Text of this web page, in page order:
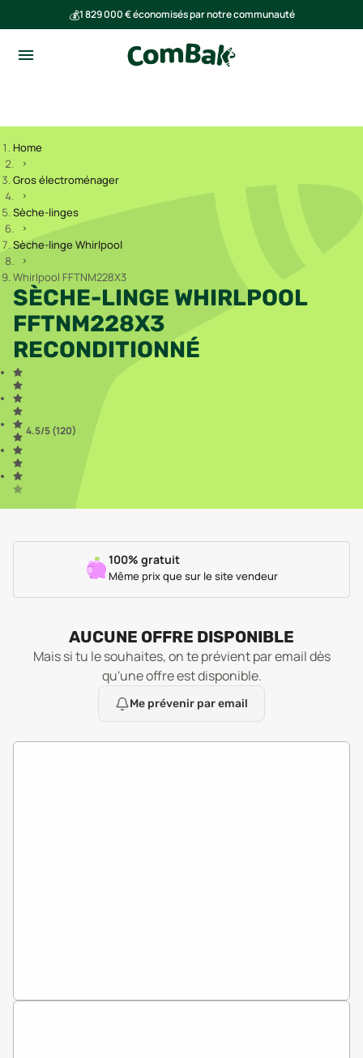
💰1 829 000 € économisés par notre communauté
Home
Gros électroménager
Sèche-linges
Sèche-linge Whirlpool
Whirlpool FFTNM228X3
SÈCHE-LINGE WHIRLPOOL
FFTNM228X3
RECONDITIONNÉ
4.5/5 (120)
100% gratuit
Même prix que sur le site vendeur
AUCUNE OFFRE DISPONIBLE
Mais si tu le souhaites, on te prévient par email dès
qu'une offre est disponible.
Me prévenir par email